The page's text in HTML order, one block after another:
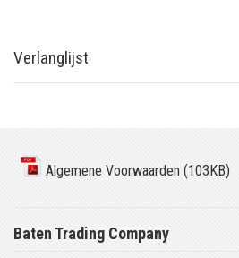
Verlanglijst
Algemene Voorwaarden (103KB)
Baten Trading Company